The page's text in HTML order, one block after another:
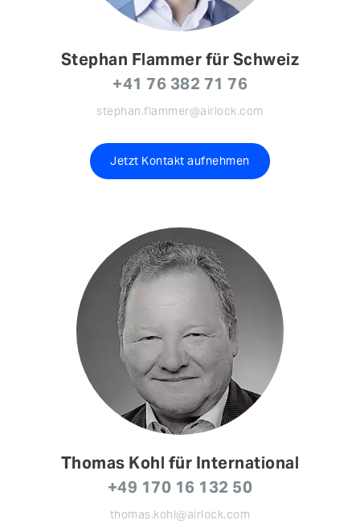
Stephan Flammer für Schweiz
+41 76 382 71 76
stephan.flammer@airlock.com
Jetzt Kontakt aufnehmen
Thomas Kohl für International
+49 170 16 132 50
thomas.kohl@airlock.com